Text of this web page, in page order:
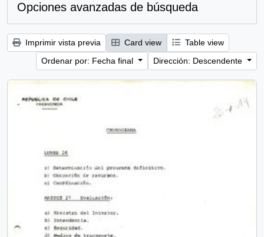
Opciones avanzadas de búsqueda
Imprimir vista previa Card view
Table view
Ordenar por: Fecha final
Dirección: Descendente